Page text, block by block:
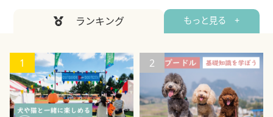
ランキング もっと見る +
1 2